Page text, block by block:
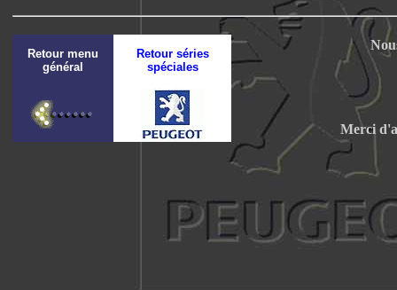
Retour menu
général
Retour séries
spéciales
Merci